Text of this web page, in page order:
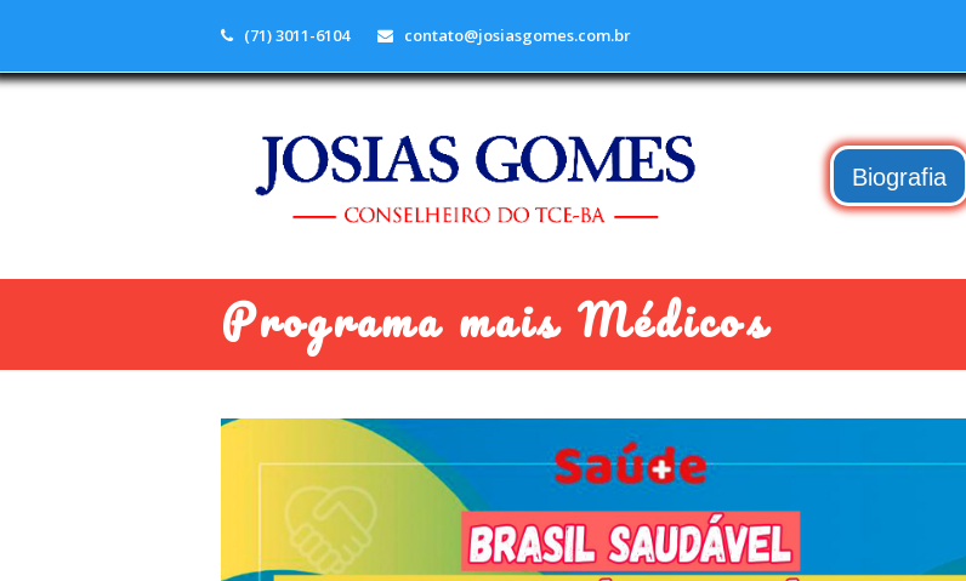
(71) 3011-6104 contato@josiasgomes.com.br
Biografia
Programa mais Médicos